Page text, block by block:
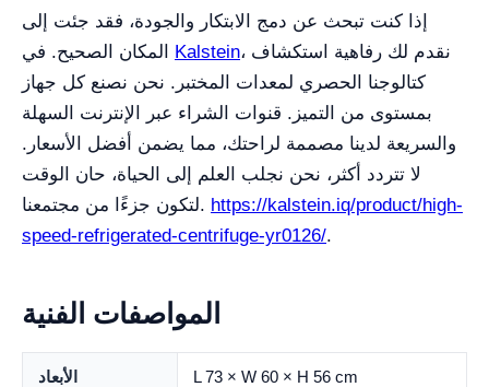
إذا كنت تبحث عن دمج الابتكار والجودة، فقد جئت إلى
Kalstein، نقدم لك رفاهية استكشاف
كتالوجنا الحصري لمعدات المختبر. نحن نصنع كل جهاز
بمستوى من التميز. قنوات الشراء عبر الإنترنت السهلة
والسريعة لدينا مصممة لراحتك، مما يضمن أفضل الأسعار.
لا تتردد أكثر، نحن نجلب العلم إلى الحياة، حان الوقت
لتكون جزءًا من مجتمعنا. https://kalstein.iq/product/high-
speed-refrigerated-centrifuge-yr0126/.
المواصفات الفنية
الأبعاد L 73 × W 60 × H 56 cm